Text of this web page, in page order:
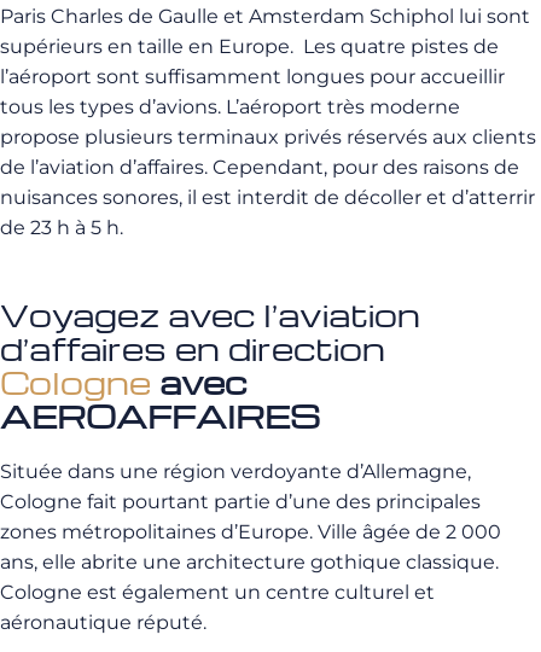
Paris Charles de Gaulle et Amsterdam Schiphol lui sont
supérieurs en taille en Europe. Les quatre pistes de
l’aéroport sont suffisamment longues pour accueillir
tous les types d’avions. L’aéroport très moderne
propose plusieurs terminaux privés réservés aux clients
de l’aviation d’affaires. Cependant, pour des raisons de
nuisances sonores, il est interdit de décoller et d’atterrir
de 23 h à 5 h.
Voyagez avec l’aviation
d’affaires en direction
Cologne avec
AEROAFFAIRES
Située dans une région verdoyante d’Allemagne,
Cologne fait pourtant partie d’une des principales
zones métropolitaines d’Europe. Ville âgée de 2 000
ans, elle abrite une architecture gothique classique.
Cologne est également un centre culturel et
aéronautique réputé.